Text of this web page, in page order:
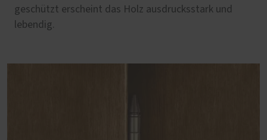
geschützt erscheint das Holz ausdrucksstark und
lebendig.